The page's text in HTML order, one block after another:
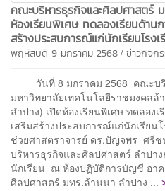
คณะบริหารธุรกิจและศิลปศาสตร์
ห้องเรียนพิเศษ ทดลองเรียนด้าน
สร้างประสบการณ์แก่นักเรียนโรง
พฤหัสบดี 9 มกราคม 2568 / ข่าวกิจก
วันที่ 8 มกราคม 2568 คณะบริ
มหาวิทยาลัยเทคโนโลยีราชมงคล
ลำปาง) เปิดห้องเรียนพิเศษ ทดลอง
เสริมสร้างประสบการณ์แก่นักเรียน
ช่วยศาสตราจารย์ ดร.ปัญจพร ศรี
บริหารธุรกิจและศิลปศาสตร์ ลำปา
นักเรียน ณ ห้องปฏิบัติการบัญชี อา
ศิลปศาสตร์ มทร.ล้านนา ลำปาง ...